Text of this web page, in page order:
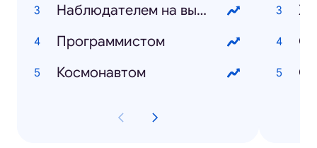
Наблюдателем на выборах
Программистом
Космонавтом